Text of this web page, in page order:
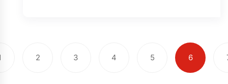
2 3 4 5 6